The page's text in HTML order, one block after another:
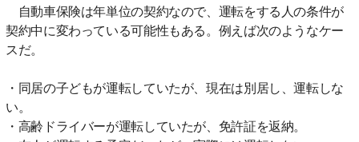
自動車保険は年単位の契約なので、運転をする人の条件が
契約中に変わっている可能性もある。例えば次のようなケー
スだ。
・同居の子どもが運転していたが、現在は別居し、運転しな
い。
・高齢ドライバーが運転していたが、免許証を返納。